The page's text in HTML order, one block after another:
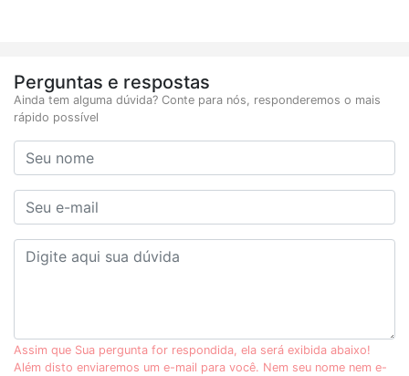
Perguntas e respostas
Ainda tem alguma dúvida? Conte para nós, responderemos o mais
rápido possível
Assim que Sua pergunta for respondida, ela será exibida abaixo!
Além disto enviaremos um e-mail para você. Nem seu nome nem e-